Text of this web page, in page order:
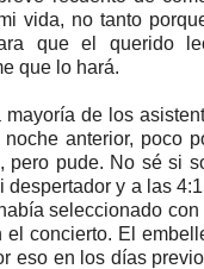
vida, no tanto
que el querido
que lo hará.
de los
anterior, poco
pero pude. No sé si
despertador y a las
seleccionado
concierto. El
eso en los días